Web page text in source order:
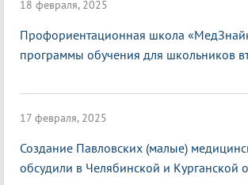
18 февраля, 2025
Профориентационная школа
программы обучения для школьников
17 февраля, 2025
Создание Павловских (малые)
обсудили в Челябинской и Курганской